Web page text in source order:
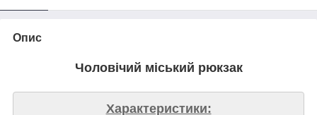
Опис
Чоловічий міський рюкзак
Характеристики: